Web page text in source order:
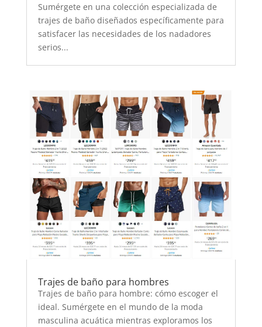
Sumérgete en una colección especializada de
trajes de baño diseñados específicamente para
satisfacer las necesidades de los nadadores
serios...
Trajes de baño para hombres
Trajes de baño para hombre: cómo escoger el
ideal. Sumérgete en el mundo de la moda
masculina acuática mientras exploramos los